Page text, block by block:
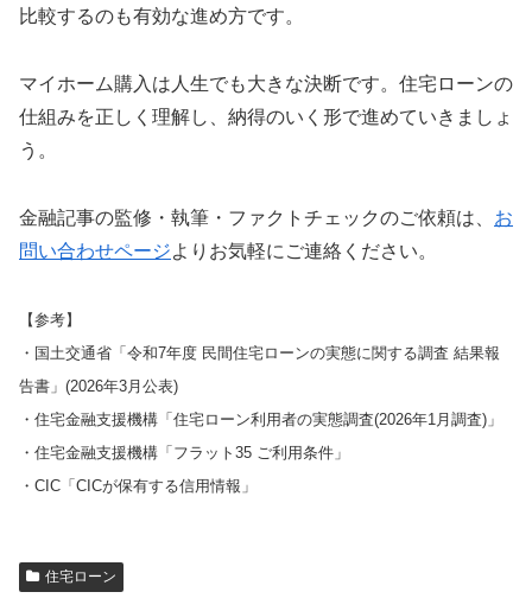
比較するのも有効な進め方です。
マイホーム購入は人生でも大きな決断です。住宅ローンの
仕組みを正しく理解し、納得のいく形で進めていきましょ
う。
金融記事の監修・執筆・ファクトチェックのご依頼は、 お
問い合わせページよりお気軽にご連絡ください。
【参考】
・国土交通省「令和7年度 民間住宅ローンの実態に関する調査 結果報
告書」(2026年3月公表)
・住宅金融支援機構「住宅ローン利用者の実態調査(2026年1月調査)」
・住宅金融支援機構「フラット35 ご利用条件」
・CIC「CICが保有する信用情報」
住宅ローン